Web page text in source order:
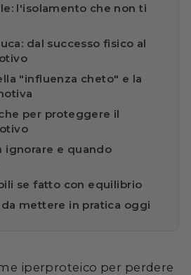
l'isolamento che non ti
dal successo fisico al
"influenza cheto" e la
per proteggere il
ignorare e quando
se fatto con equilibrio
mettere in pratica oggi
iperproteico per perdere